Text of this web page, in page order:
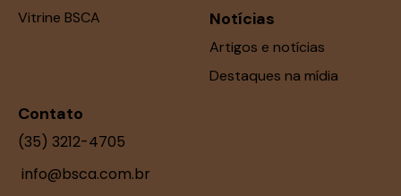
Vitrine BSCA
Notícias
Artigos e notícias
Destaques na mídia
Contato
(35) 3212-4705
info@bsca.com.br